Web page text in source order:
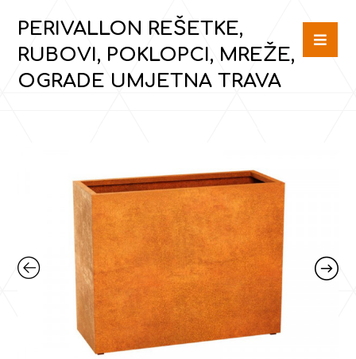
PERIVALLON REŠETKE,
RUBOVI, POKLOPCI, MREŽE,
OGRADE UMJETNA TRAVA